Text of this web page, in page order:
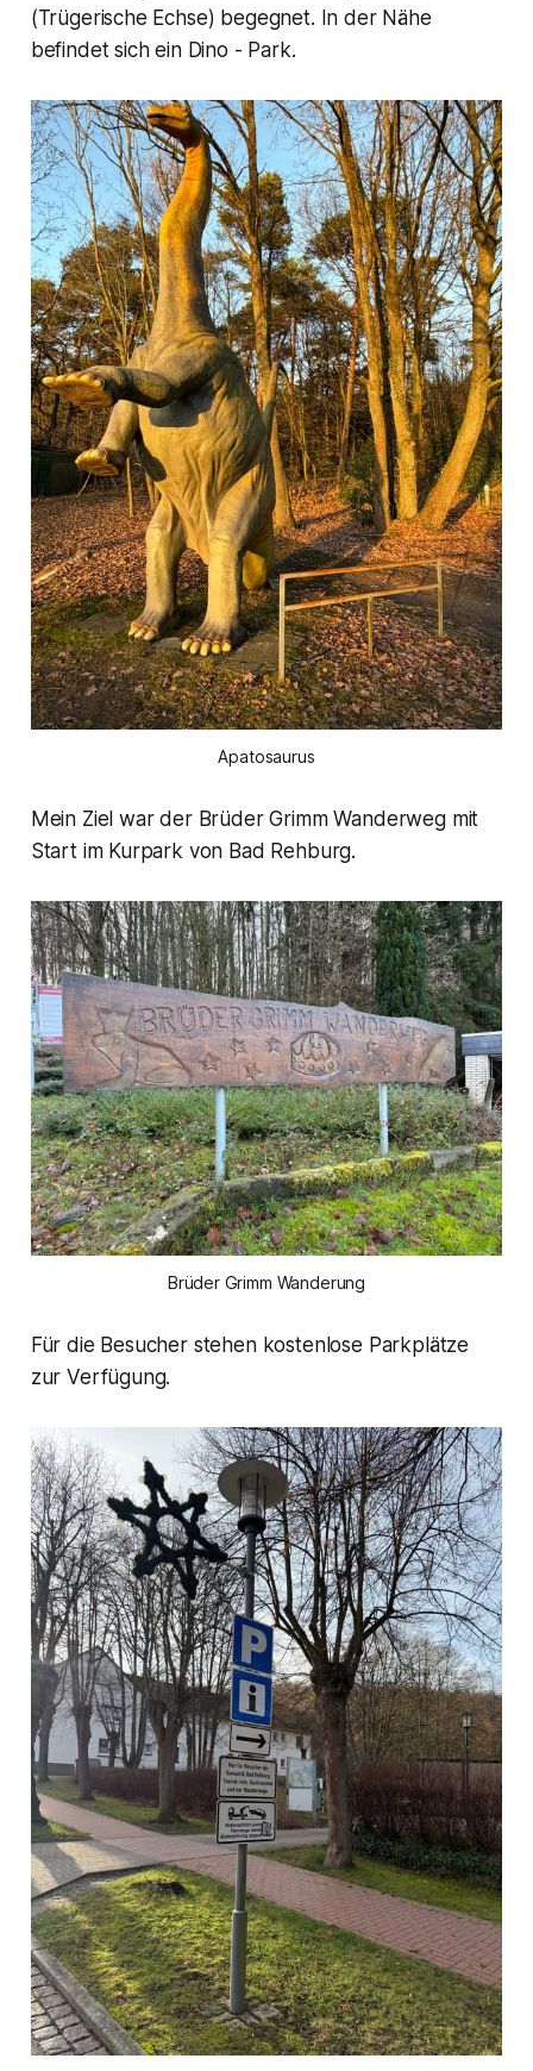
(Trügerische Echse) begegnet. In der Nähe
befindet sich ein Dino - Park.
Apatosaurus
Mein Ziel war der Brüder Grimm Wanderweg mit
Start im Kurpark von Bad Rehburg.
Brüder Grimm Wanderung
Für die Besucher stehen kostenlose Parkplätze
zur Verfügung.